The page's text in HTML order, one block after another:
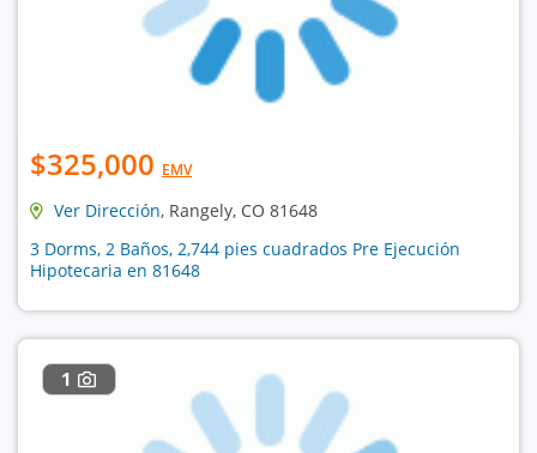
$325,000 EMV
Ver Dirección, Rangely, CO 81648
3 Dorms, 2 Baños, 2,744 pies cuadrados Pre Ejecución
Hipotecaria en 81648
1